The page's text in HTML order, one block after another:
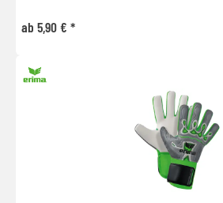
ab 5,90 € *